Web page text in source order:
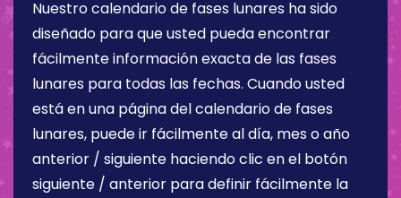
Nuestro calendario de fases lunares ha sido
diseñado para que usted pueda encontrar
fácilmente información exacta de las fases
lunares para todas las fechas. Cuando usted
está en una página del calendario de fases
lunares, puede ir fácilmente al día, mes o año
anterior / siguiente haciendo clic en el botón
siguiente / anterior para definir fácilmente la